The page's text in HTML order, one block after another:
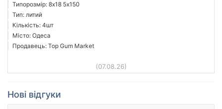
Типорозмір: 8x18 5х150
Тип: литий
Кількість: 4шт
Місто: Одеса
Продавець: Top Gum Market
(07.08.26)
Нові відгуки